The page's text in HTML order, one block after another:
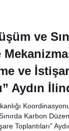
ve
ve
Aydın
Karbon
Toplantıları”